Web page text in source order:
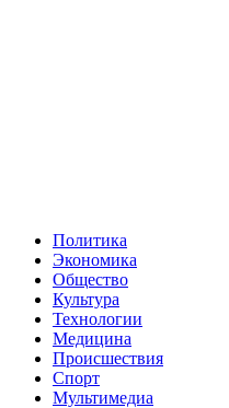
Политика
Экономика
Общество
Культура
Технологии
Медицина
Происшествия
Спорт
Мультимедиа